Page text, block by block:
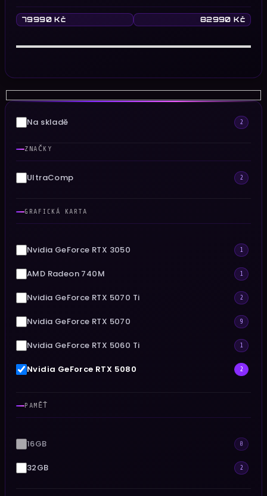
79990 Kč 82990 Kč
Na skladě 2
ZNAČKY
UltraComp 2
GRAFICKÁ KARTA
Nvidia GeForce RTX 3050 1
AMD Radeon 740M 1
Nvidia GeForce RTX 5070 Ti 2
Nvidia GeForce RTX 5070 9
Nvidia GeForce RTX 5060 Ti 1
Nvidia GeForce RTX 5080 2
AMD Radeon RX 9060 XT 5
AMD Radeon RX 9070 XT 3
Nvidia GeForce RTX 5050 1
PAMĚŤ
16GB 0
32GB 2